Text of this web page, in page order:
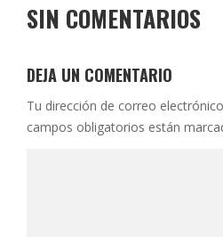
SIN COMENTARIOS
DEJA UN COMENTARIO
Tu dirección de correo
campos obligatorios están